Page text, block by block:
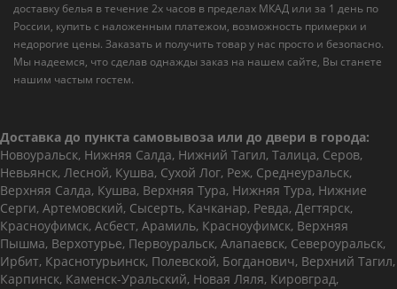
доставку белья в течение 2х часов в пределах МКАД или за 1 день по
России, купить с наложенным платежом, возможность примерки и
недорогие цены. Заказать и получить товар у нас просто и безопасно.
Мы надеемся, что сделав однажды заказ на нашем сайте, Вы станете
нашим частым гостем.
Доставка до пункта самовывоза или до двери в города:
Новоуральск, Нижняя Салда, Нижний Тагил, Талица, Серов,
Невьянск, Лесной, Кушва, Сухой Лог, Реж, Среднеуральск,
Верхняя Салда, Кушва, Верхняя Тура, Нижняя Тура, Нижние
Серги, Артемовский, Сысерть, Качканар, Ревда, Дегтярск,
Красноуфимск, Асбест, Арамиль, Красноуфимск, Верхняя
Пышма, Верхотурье, Первоуральск, Алапаевск, Североуральск,
Ирбит, Краснотурьинск, Полевской, Богданович, Верхний Тагил,
Карпинск, Каменск-Уральский, Новая Ляля, Кировград,